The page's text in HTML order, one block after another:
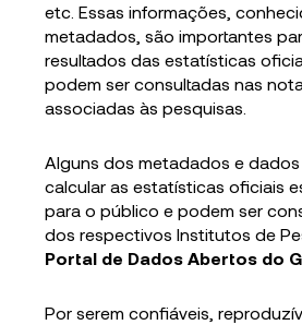
etc. Essas informações,
metadados, são importantes
resultados das estatísticas
podem ser consultadas nas
associadas às pesquisas.
Alguns dos metadados e
calcular as estatísticas oficiais
para o público e podem ser
dos respectivos Institutos de
Portal de Dados Abertos do
Por serem confiáveis,